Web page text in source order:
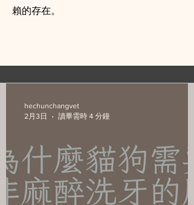
賴的存在。
hechunchangvet
2月3日
讀畢需時 4 分鐘